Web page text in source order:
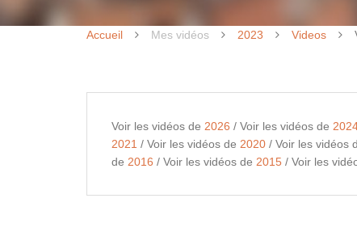
Accueil Mes vidéos 2023 Videos
Voir les vidéos de 2026 / Voir les vidéos de
2021 / Voir les vidéos de 2020 / Voir les vidéos
de 2016 / Voir les vidéos de 2015 / Voir les